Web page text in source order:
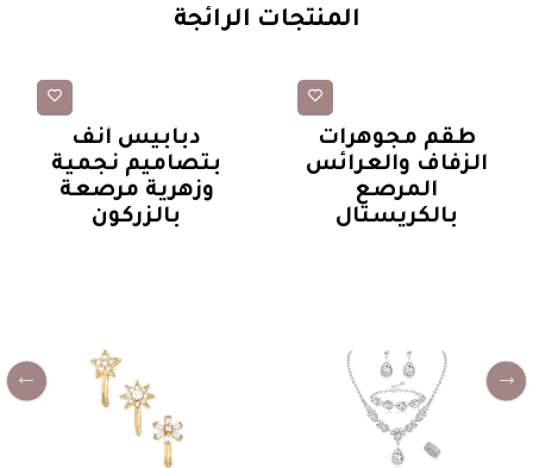
المنتجات الرائجة
طقم مجوهرات
الزفاف والعرائس
المرصع
بالكريستال
دبابيس أنف
بتصاميم نجمية
وزهرية مرصعة
بالزركون